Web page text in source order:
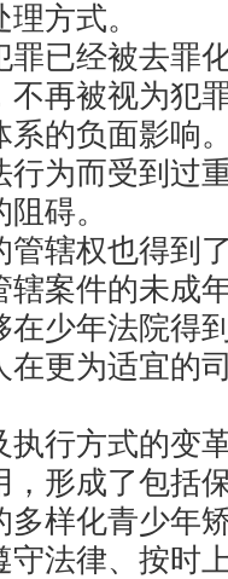
方式。
已经被去罪
不再被视为犯
的负面影响
行为而受到过
碍。
辖权也得到
辖案件的未成
在少年法院得
更为适宜的
行方式的变
形成了包括
样化青少年
守法律、按时